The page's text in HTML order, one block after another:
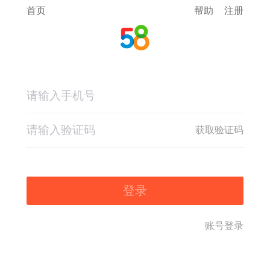
首页 帮助 注册
获取验证码
登录
账号登录